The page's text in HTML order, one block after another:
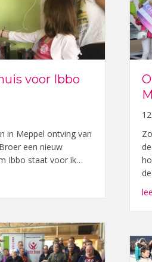
voor Ibbo
in Meppel ontving van
een nieuw
Ibbo staat voor ik…
Nieuw fornuis voor Ibbo Meppel